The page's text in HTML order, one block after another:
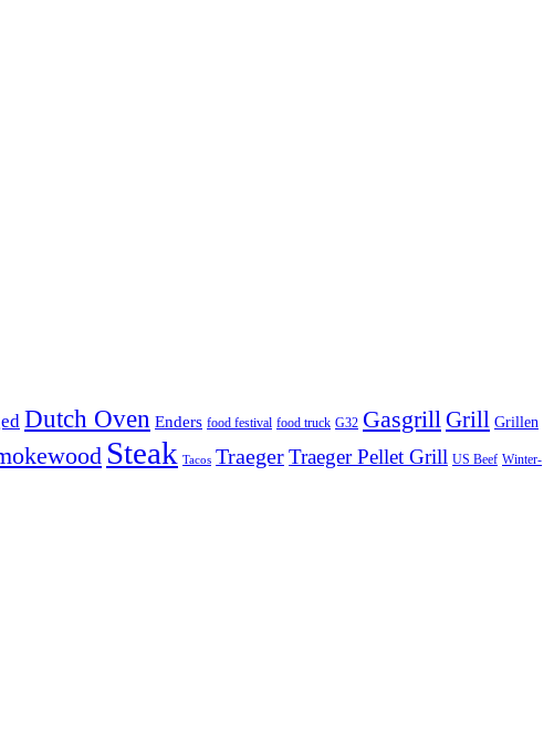
Dutch Oven Enders food festival food truck G32 Gasgrill Grill Grillen
Steak Tacos TraegerTraeger Pellet Grill US Beef Winter-